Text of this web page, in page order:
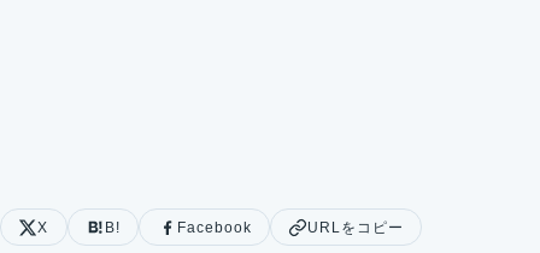
X B! Facebook URLをコピー